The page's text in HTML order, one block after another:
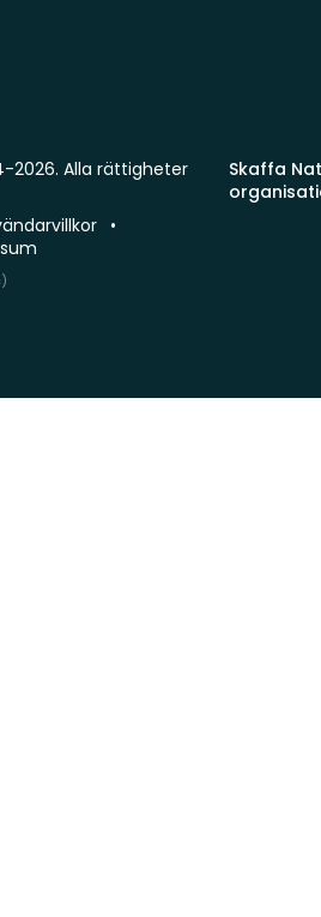
Skaffa
2026. Alla rättigheter